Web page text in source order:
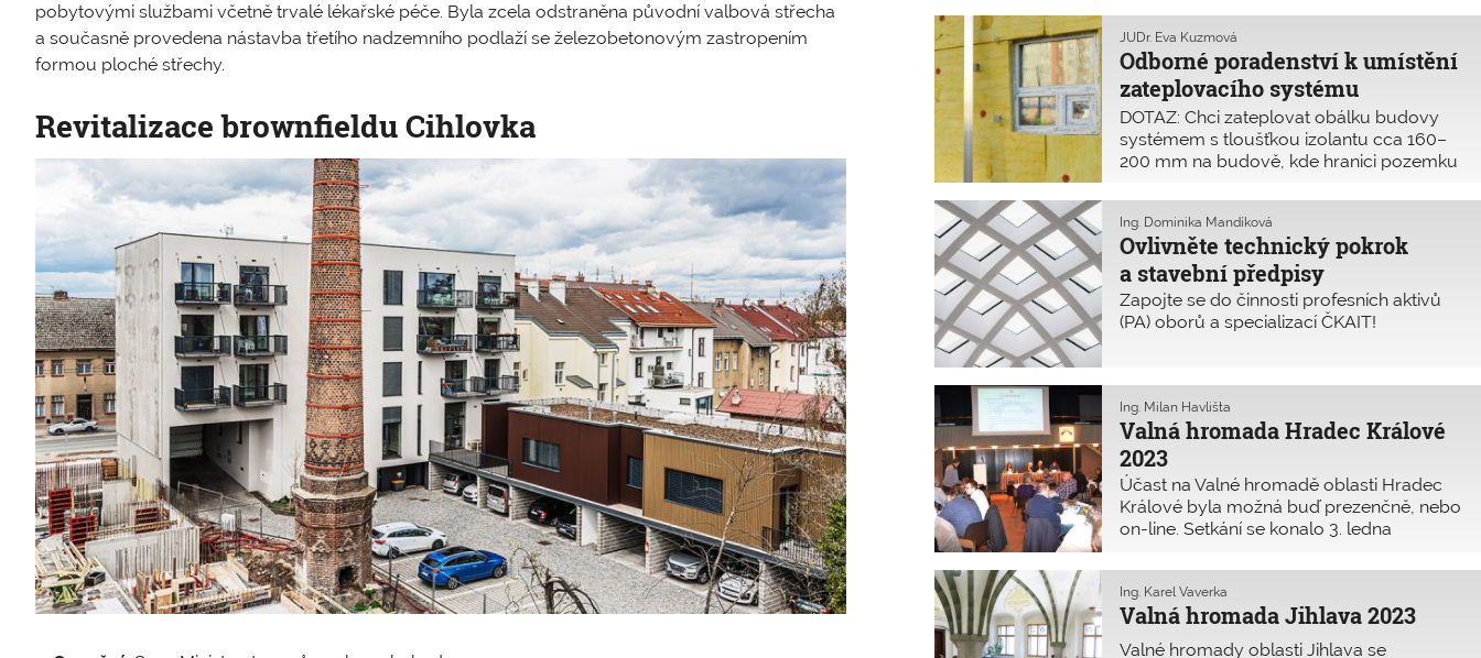
pobytovými službami včetně trvalé lékařské péče. Byla zcela odstraněna původní valbová střecha
a současně provedena nástavba třetího nadzemního podlaží se železobetonovým zastropením
formou ploché střechy.
Revitalizace brownfieldu Cihlovka
činným. Novými majiteli datových
schránek se do konce března 2023 stanou
přes 2 miliony živnostníků, nadací, spolků
a sdružení, kterým má toto opatření
usnadnit komunikaci s úřady. Po
1. červenci 2023 budou datové schránky
povinně zřizovány také všem
autorizovaným osobám, tedy členům
Odborné poradenství k umístění
zateplovacího systému
s přesahem na cizí pozemek
JUDr. Eva Kuzmová
DOTAZ: Chci zateplovat obálku budovy
systémem s tloušťkou izolantu cca 160–
200 mm na budově, kde hranici pozemku
a zateplení by se tedy realizovalo na
sousedním pozemku. Potřebuji souhlas
vlastníka sousedního pozemku, a pokud
ano, v jaké formě? Jak mám postupovat,
když soused nebude souhlasit?
Ovlivněte technický pokrok
a stavební předpisy
Ing. Dominika Mandíková
Zapojte se do činnosti profesních aktivů
(PA) oborů a specializací ČKAIT!
Valná hromada Hradec Králové
2023
Ing. Milan Havlišta
Účast na Valné hromadě oblasti Hradec
Králové byla možná buď prezenčně, nebo
on-line. Setkání se konalo 3. ledna
ALDIS. Z celkem 2067 členů bylo v sále
76 osob a na dálku se připojilo 22 osob (tj.
celkem cca 5 %).
Valná hromada Jihlava 2023
Ing. Karel Vaverka
Valné hromady oblasti Jihlava se